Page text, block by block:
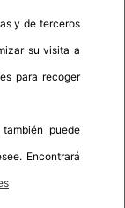
y de terceros
su visita a
para recoger
puede
Encontrará